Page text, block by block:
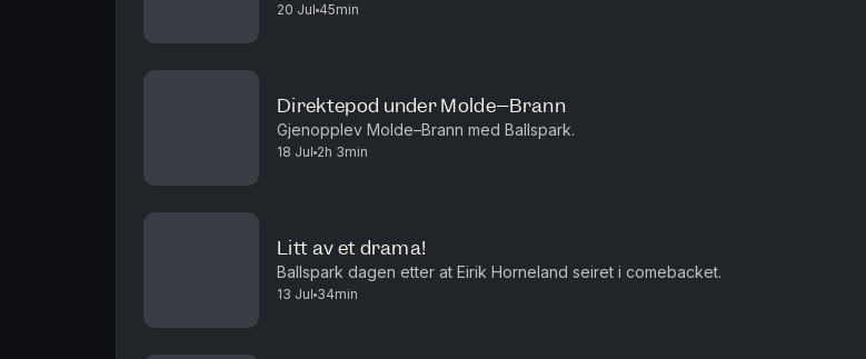
20 Jul 45min
Direktepod under Molde–Brann
Gjenopplev Molde–Brann med Ballspark.
18 Jul 2h 3min
Litt av et drama!
Ballspark dagen etter at Eirik Horneland seiret i comebacket.
13 Jul 34min